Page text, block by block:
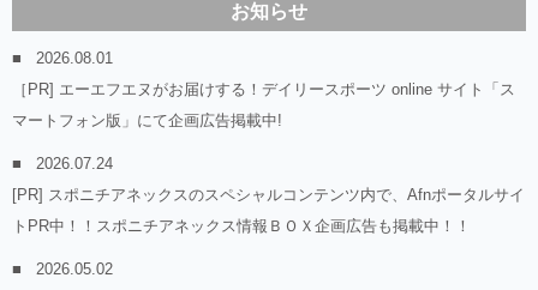
お知らせ
2026.08.01
［PR] エーエフエヌがお届けする！デイリースポーツ online サイト「ス
マートフォン版」にて企画広告掲載中!
2026.07.24
[PR] スポニチアネックスのスペシャルコンテンツ内で、Afnポータルサイ
トPR中！！スポニチアネックス情報ＢＯＸ企画広告も掲載中！！
2026.05.02